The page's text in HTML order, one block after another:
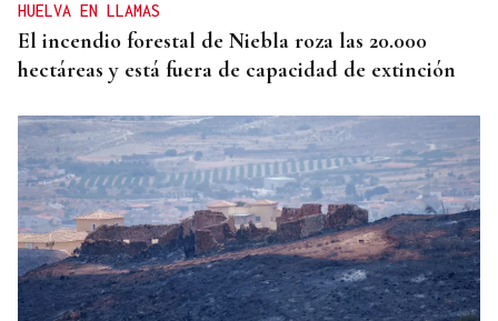
HUELVA EN LLAMAS
El incendio forestal de Niebla roza las 20.000
hectáreas y está fuera de capacidad de extinción